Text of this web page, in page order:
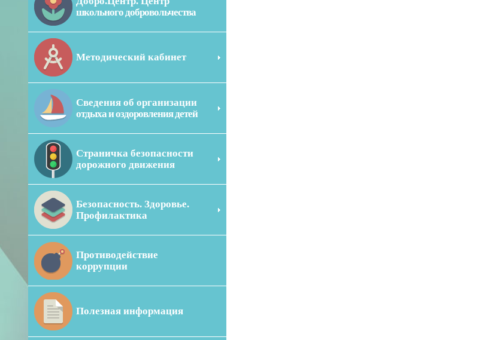
школьного добровольчества
Методический кабинет
Сведения об организации
отдыха и оздоровления детей
Страничка безопасности
дорожного движения
Безопасность. Здоровье.
Профилактика
Противодействие
коррупции
Полезная информация